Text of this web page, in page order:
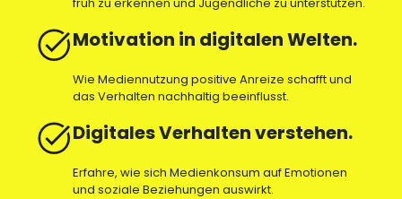
Motivation in digitalen Welten.
Wie Mediennutzung positive Anreize schafft und
das Verhalten nachhaltig beeinflusst.
Digitales Verhalten verstehen.
Erfahre, wie sich Medienkonsum auf Emotionen
und soziale Beziehungen auswirkt.